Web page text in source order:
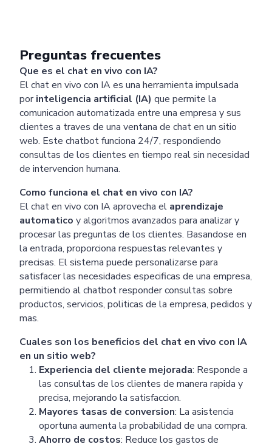
Preguntas frecuentes
Que es el chat en vivo con IA?
El chat en vivo con IA es una herramienta impulsada
porinteligencia artificial (IA) que permite la
comunicacion automatizada entre una empresa y sus
clientes a traves de una ventana de chat en un sitio
web. Este chatbot funciona 24/7, respondiendo
consultas de los clientes en tiempo real sin necesidad
de intervencion humana.
Como funciona el chat en vivo con IA?
El chat en vivo con IA aprovecha el aprendizaje
automatico y algoritmos avanzados para analizar y
procesar las preguntas de los clientes. Basandose en
la entrada, proporciona respuestas relevantes y
precisas. El sistema puede personalizarse para
satisfacer las necesidades especificas de una empresa,
permitiendo al chatbot responder consultas sobre
productos, servicios, politicas de la empresa, pedidos y
mas.
Cuales son los beneficios del chat en vivo con IA
en un sitio web?
Experiencia del cliente mejorada: Responde a
las consultas de los clientes de manera rapida y
precisa, mejorando la satisfaccion.
Mayores tasas de conversion: La asistencia
oportuna aumenta la probabilidad de una compra.
Ahorro de costos: Reduce los gastos de